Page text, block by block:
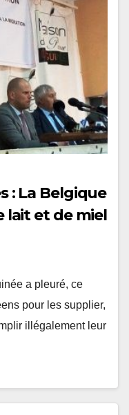
: La Belgique
lait et de miel
a pleuré, ce
pour les supplier,
illégalement leur